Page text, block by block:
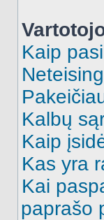
Kaip
Kalbų
Kaip
Kas yra
Kai
paprašo